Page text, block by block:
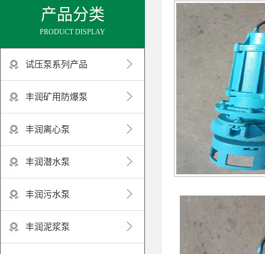
产品分类
PRODUCT DISPLAY
试压泵系列产品
丰润矿用防爆泵
丰润离心泵
丰润潜水泵
丰润污水泵
丰润泥浆泵